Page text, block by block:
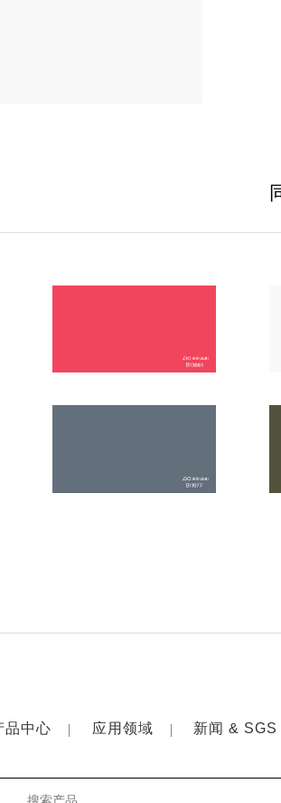
品中心 应用领域 新闻 & SGS